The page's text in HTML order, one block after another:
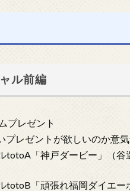
ル前編
プレゼント
プレゼントが欲しいのか意
totoA「神戸ダービー」（
totoB「頑張れ福岡ダイエー